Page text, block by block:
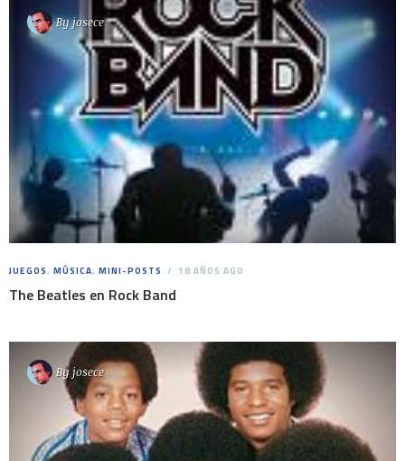
Byjosece
JUEGOS, MÚSICA, MINI-POSTS 18 AÑOS AGO
The Beatles en Rock Band
By josece